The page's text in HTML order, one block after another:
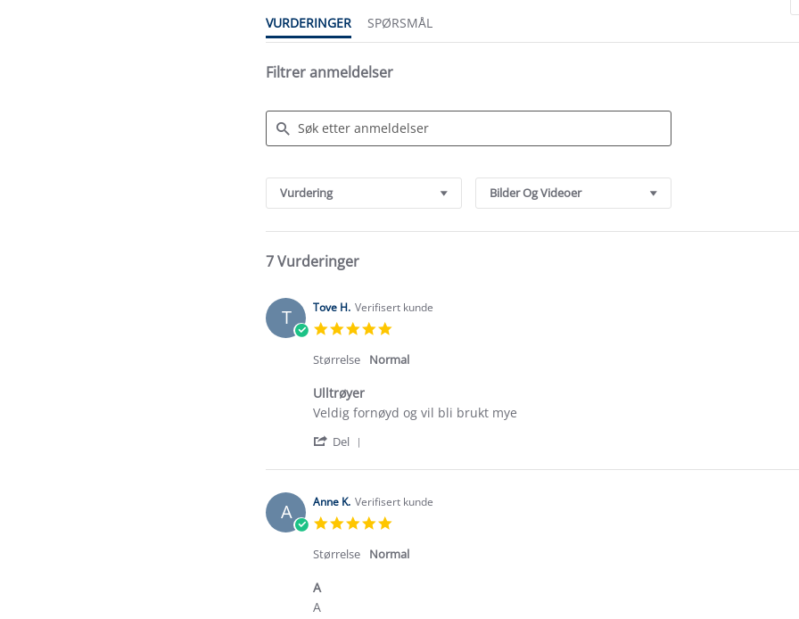
VURDERINGER SPØRSMÅL
Filtrer anmeldelser
Reviews
Vurdering Bilder Og Videoer
7 Vurderinger
T Tove H. Verifisert kunde
rating
Størrelse Normal
Ulltrøyer
Review
Tove
on
Jan
2026
review
Ulltrøyer
Veldig fornøyd og vil bli brukt mye
Del
Review
Tove
H.
on
27
Jan
A Anne K. Verifisert kunde
rating
Størrelse Normal
A
Review
review
A